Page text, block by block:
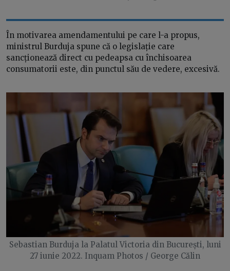
În motivarea amendamentului pe care l-a propus,
ministrul Burduja spune că o legislație care
sancționează direct cu pedeapsa cu închisoarea
consumatorii este, din punctul său de vedere, excesivă.
Sebastian Burduja la Palatul Victoria din București, luni
27 iunie 2022. Inquam Photos / George Călin